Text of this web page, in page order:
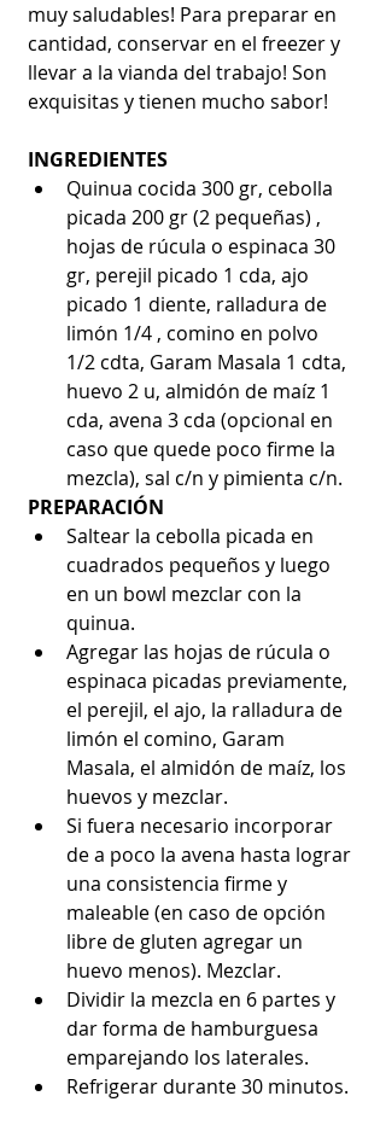
muy saludables! Para preparar en
cantidad, conservar en el freezer y
llevar a la vianda del trabajo! Son
exquisitas y tienen mucho sabor!
INGREDIENTES
Quinua cocida 300 gr, cebolla
picada 200 gr (2 pequeñas) ,
hojas de rúcula o espinaca 30
gr, perejil picado 1 cda, ajo
picado 1 diente, ralladura de
limón 1/4 , comino en polvo
1/2 cdta, Garam Masala 1 cdta,
huevo 2 u, almidón de maíz 1
cda, avena 3 cda (opcional en
caso que quede poco firme la
mezcla), sal c/n y pimienta c/n.
PREPARACIÓN
Saltear la cebolla picada en
cuadrados pequeños y luego
en un bowl mezclar con la
quinua.
Agregar las hojas de rúcula o
espinaca picadas previamente,
el perejil, el ajo, la ralladura de
limón el comino, Garam
Masala, el almidón de maíz, los
huevos y mezclar.
Si fuera necesario incorporar
de a poco la avena hasta lograr
una consistencia firme y
maleable (en caso de opción
libre de gluten agregar un
huevo menos). Mezclar.
Dividir la mezcla en 6 partes y
dar forma de hamburguesa
emparejando los laterales.
Refrigerar durante 30 minutos.